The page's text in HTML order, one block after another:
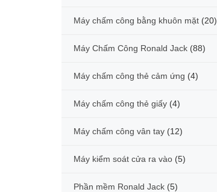
Máy chấm công bằng khuôn mặt (20)
Máy Chấm Công Ronald Jack (88)
Máy chấm công thẻ cảm ứng (4)
Máy chấm công thẻ giấy (4)
Máy chấm công vân tay (12)
Máy kiểm soát cửa ra vào (5)
Phần mềm Ronald Jack (5)